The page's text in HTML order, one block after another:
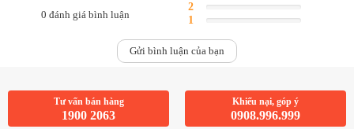
0 đánh giá bình luận
2
1
Gửi bình luận của bạn
Tư vấn bán hàng
1900 2063
Khiếu nại, góp ý
0908.996.999